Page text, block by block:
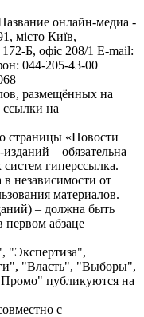
онлайн-медиа -
місто Київ,
Б, офіс 208/1 E-mail:
044-205-43-00
размещённых на
ссылки на
страницы «Новости
– обязательна
гиперссылка.
независимости от
материалов.
– должна быть
первом абзаце
"Экспертиза",
"Власть", "Выборы",
публикуются на
с